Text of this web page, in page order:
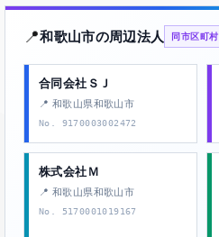
📍和歌山市の周辺法人 同市区町村
合同会社ＳＪ
📍 和歌山県和歌山市
No. 9170003002472
株式会社Ｍ
📍 和歌山県和歌山市
No. 5170001019167